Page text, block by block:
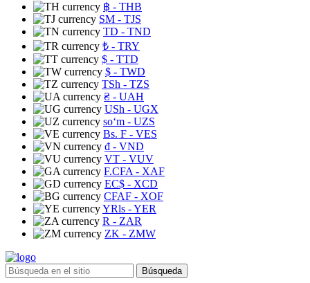
฿ - THB
ЅМ - TJS
TD - TND
₺ - TRY
$ - TTD
$ - TWD
TSh - TZS
₴ - UAH
USh - UGX
soʻm - UZS
Bs. F - VES
₫ - VND
VT - VUV
F.CFA - XAF
EC$ - XCD
CFAF - XOF
YRls - YER
R - ZAR
ZK - ZMW
Búsqueda